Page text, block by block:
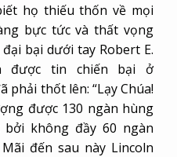
họ thiếu thốn về mọi
bực tức và thất vọng
bại dưới tay Robert E.
được tin chiến bại ở
phải thốt lên: “Lạy Chúa!
được 130 ngàn hùng
không đầy 60 ngàn
đến sau này Lincoln